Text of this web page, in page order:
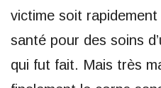
victime soit
santé pour des soins
qui fut fait. Mais très